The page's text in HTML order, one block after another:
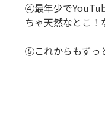
④最年少で
ちゃ天然なとこ
⑤これからもずっ